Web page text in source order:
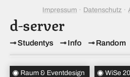
d-server
Studentys Info Random
Impressum Datenschutz
Topics(1)
Raum & Eventdesign WiSe